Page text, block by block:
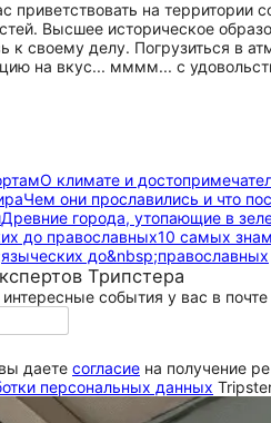
приветствовать на
Высшее историческое
к своему делу. Погрузиться в
на вкус... мммм... с
О климате и
Чем они прославились и что
Древние города, утопающие в
до православных10 самых
Трипстера
события у вас в почте
даете согласие на получение
персональных данных